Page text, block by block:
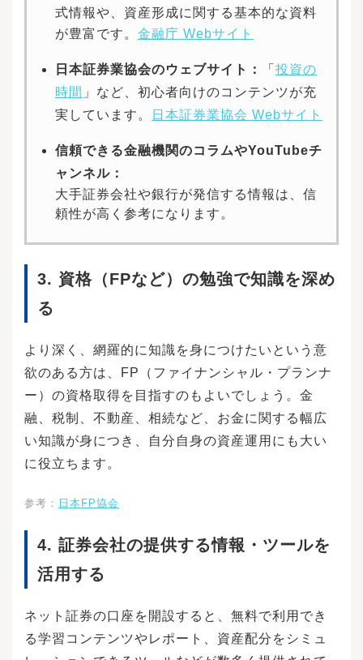
は年間投資枠や非課税保有額など様々な面で大
きく拡充されています。では、NISAを利用する
うえで、特に大きいメリットを以下の3点に絞っ
ていきましょう。大きなメリットとして、旧NIS
Aと比べて年間投資枠・非課税保有限度額の増額
によって資産形成がより効率的になったことが
挙げられます。投資額の大きさは資産形成のス
できる人は、魅力的に感じるでしょう。旧NISA
制度では、限度額が小さいため、超過した金額
は、特定口座(課税される口座)で運用しなければ
なりませんでした。長期で投資をする場合、資
産額も雪だるま式に大きくなるために約20％の
税金も軽視できない金額になるでしょう。例え
ましょう。年利5％で運用したと仮定すると15年
後の金額はどちらも約2673万円(元本1800万円)
になります。①のパターンでは特定口座で運用
した部分に約20％の税金がかかります。税金を2
際手元に入る金額は、約2557万円となります。
有限度額の範囲内であるため、課税されずに約2
673万円がそのまま手元に入ります。運用元本、
と、たった15年間の運用でも手元に残る金額が1
00万円以上変わることがこのシミュレーション
くすると更に大きな差になっていくでしょう。
利用できる点は、幅広い年代にとって大きなメ
投資枠の再利用はできませんでした。そのた
に躊躇した人も少なくないと想像できます。し
額の1800万円の範囲内で取り崩した投資枠が再
利用できます。ただし、年間投資枠の360万円は
超過できない点には注意してください。20～30
代の子どもがいる世帯などにとっては、マイホ
法を「株式数比例配分方式」に事前にご登録い
ただく必要があります。・同一年において1人1
口座（1金融機関）しか開設できません。・NISA
る商品に限られます。・年間投資枠と非課税保
有限度額が設定されます。・損失は税務上ない
ものとされます。・出国により非居住者に該当
する場合、NISA口座で上場株式等の管理を行う
による定期・継続的な買付しかできません。・
年までの一般NISA ・つみたてNISA等に関するご
注意事項の詳細は金融商品取引業者のWEBサイ
トにてご確認ください。※iDeCoのご注意事項・
投資信託は、主に国内外の株式や債券等を投資
動等により上下しますので、これにより投資元
本を割り込むおそれがあります。・投資信託
は、個別の投資信託毎にご負担いただく手数料
等の費用やリスクの内容や性質が異なります。
ンドを投資対象としており、投資対象ファンド
的に負担する信託報酬を算出しております（投
資対象ファンドの変更等により、変動すること
要や目論見書（目論見書補完書面）をよくお読
みください。・金融商品仲介業者である当社
は、お客さま（加入者等）に対して特定の商品
への投資について指図を行うこと、または指図
ん。・掲載されている各コンテンツは、情報の
投資対象、投資機会の選択などの投資に係る最
にお願いいたします。
式情報や、資産形成に関する基本的な資料
が豊富です。 金融庁 Webサイト
日本証券業協会のウェブサイト： 「 投資の
時間 」など、初心者向けのコンテンツが充
実しています。
日本証券業協会 Webサイト
信頼できる金融機関のコラムやYouTubeチ
ャンネル：
大手証券会社や銀行が発信する情報は、信
頼性が高く参考になります。
3. 資格（FPなど）の勉強で知識を深め
る
より深く、網羅的に知識を身につけたいという意
欲のある方は、FP（ファイナンシャル・プランナ
ー）の資格取得を目指すのもよいでしょう。金
融、税制、不動産、相続など、お金に関する幅広
い知識が身につき、自分自身の資産運用にも大い
に役立ちます。
参考： 日本FP協会
4. 証券会社の提供する情報・ツールを
活用する
ネット証券の口座を開設すると、無料で利用でき
る学習コンテンツやレポート、資産配分をシミュ